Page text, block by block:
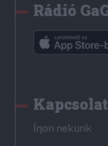
Rádió
Kapcsolat
Írjon nekünk